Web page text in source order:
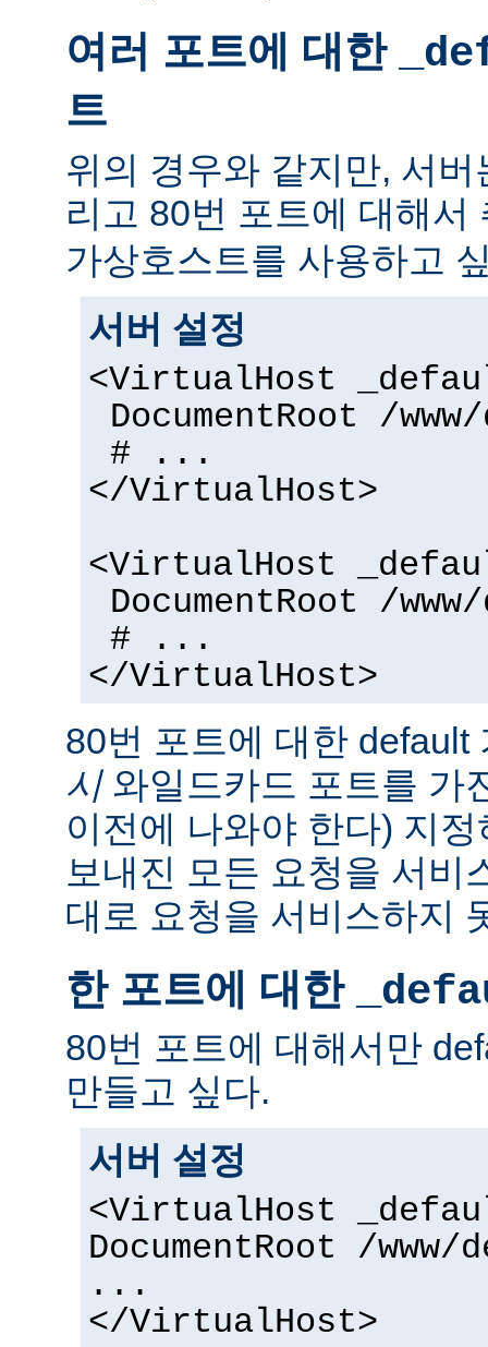
여러 포트에 대한
트
위의 경우와 같지만, 서
리고 80번 포트에 대해서
가상호스트를 사용하고
서버 설정
<VirtualHost
DocumentRoot /
# ...
</VirtualHost>
<VirtualHost
DocumentRoot /
# ...
</VirtualHost>
80번 포트에 대한 default
시와일드카드 포트를 가
이전에 나와야 한다) 지
보내진 모든 요청을 서비
대로 요청을 서비스하지
한 포트에 대한
80번 포트에 대해서만
만들고 싶다.
서버 설정
<VirtualHost
DocumentRoot /
...
</VirtualHost>